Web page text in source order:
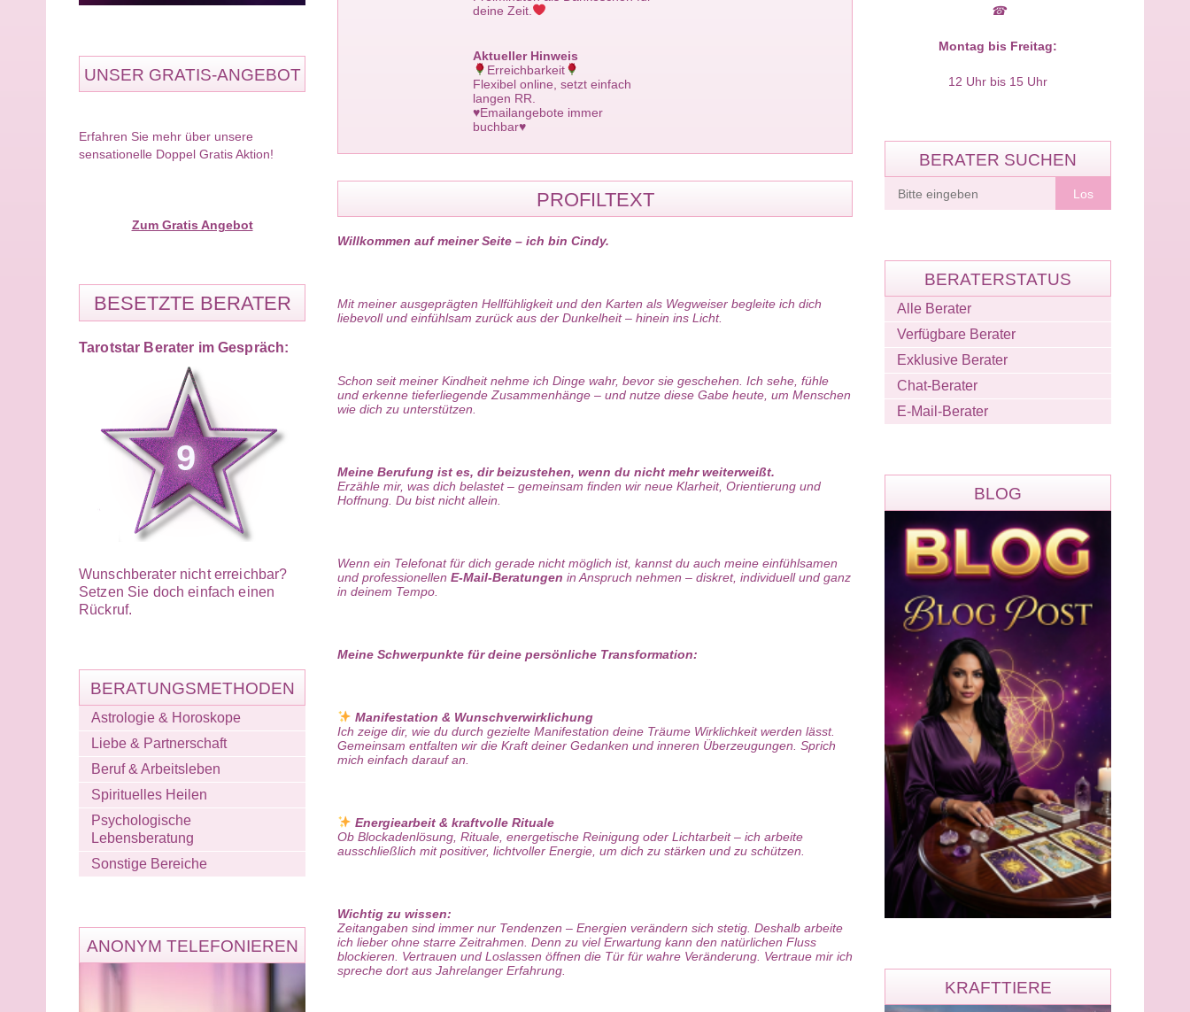
UNSER GRATIS-ANGEBOT
Erfahren Sie mehr über unsere
sensationelle Doppel Gratis Aktion!
Zum Gratis Angebot
BESETZTE BERATER
Tarotstar Berater im Gespräch:
9
Wunschberater nicht erreichbar?
Setzen Sie doch einfach einen
Rückruf.
BERATUNGSMETHODEN
Astrologie & Horoskope
Liebe & Partnerschaft
Beruf & Arbeitsleben
Spirituelles Heilen
Psychologische
Lebensberatung
Sonstige Bereiche
ANONYM TELEFONIEREN
deine Zeit.
Aktueller Hinweis
Erreichbarkeit
Flexibel online, setzt einfach
langen RR.
♥️Emailangebote immer
buchbar♥️
PROFILTEXT
Willkommen auf meiner Seite – ich bin Cindy.
Mit meiner ausgeprägten Hellfühligkeit und den Karten als Wegweiser begleite ich dich
liebevoll und einfühlsam zurück aus der Dunkelheit – hinein ins Licht.
Schon seit meiner Kindheit nehme ich Dinge wahr, bevor sie geschehen. Ich sehe, fühle
und erkenne tieferliegende Zusammenhänge – und nutze diese Gabe heute, um Menschen
wie dich zu unterstützen.
Meine Berufung ist es, dir beizustehen, wenn du nicht mehr weiterweißt.
Erzähle mir, was dich belastet – gemeinsam finden wir neue Klarheit, Orientierung und
Hoffnung. Du bist nicht allein.
Wenn ein Telefonat für dich gerade nicht möglich ist, kannst du auch meine einfühlsamen
und professionellen E-Mail-Beratungen in Anspruch nehmen – diskret, individuell und ganz
in deinem Tempo.
Meine Schwerpunkte für deine persönliche Transformation:
Manifestation & Wunschverwirklichung
Ich zeige dir, wie du durch gezielte Manifestation deine Träume Wirklichkeit werden lässt.
Gemeinsam entfalten wir die Kraft deiner Gedanken und inneren Überzeugungen. Sprich
mich einfach darauf an.
Energiearbeit & kraftvolle Rituale
Ob Blockadenlösung, Rituale, energetische Reinigung oder Lichtarbeit – ich arbeite
ausschließlich mit positiver, lichtvoller Energie, um dich zu stärken und zu schützen.
Wichtig zu wissen:
Zeitangaben sind immer nur Tendenzen – Energien verändern sich stetig. Deshalb arbeite
ich lieber ohne starre Zeitrahmen. Denn zu viel Erwartung kann den natürlichen Fluss
blockieren. Vertrauen und Loslassen öffnen die Tür für wahre Veränderung. Vertraue mir ich
spreche dort aus Jahrelanger Erfahrung.
☎
Montag bis Freitag:
12 Uhr bis 15 Uhr
BERATER SUCHEN
finden
BERATERSTATUS
Alle Berater
Verfügbare Berater
Exklusive Berater
Chat-Berater
E-Mail-Berater
BLOG
KRAFTTIERE